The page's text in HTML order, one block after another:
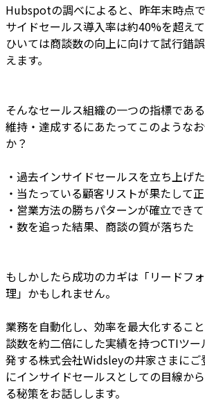
Hubspotの調べによると、昨年末時点
サイドセールス導入率は約40%を超え
ひいては商談数の向上に向けて試行錯
えます。
そんなセールス組織の一つの指標であ
維持・達成するにあたってこのような
か？
・過去インサイドセールスを立ち上げ
・当たっている顧客リストが果たして
・営業方法の勝ちパターンが確立でき
・数を追った結果、商談の質が落ちた
もしかしたら成功のカギは「リードフ
理」かもしれません。
業務を自動化し、効率を最大化するこ
談数を約二倍にした実績を持つCTIツ
発する株式会社Widsleyの井家さまに
にインサイドセールスとしての目線か
る秘策をお話しします。